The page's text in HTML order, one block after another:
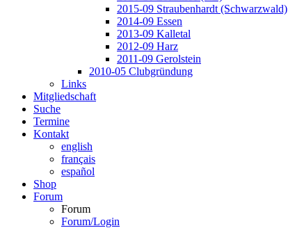
2015-09 Straubenhardt (Schwarzwald)
2014-09 Essen
2013-09 Kalletal
2012-09 Harz
2011-09 Gerolstein
2010-05 Clubgründung
Links
Mitgliedschaft
Suche
Termine
Kontakt
english
français
español
Shop
Forum
Forum
Forum/Login